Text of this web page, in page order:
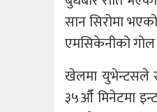
सान सिरोमा
एमसिकेनीको गोल
खेलमा युभेन्टसले
३५औँ मिनेटमा